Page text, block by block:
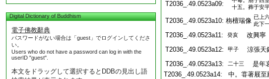
Digital Dictionary of Buddhism
電子佛教辭典
パスワードがない場合は「guest」でログインしてくださ
い。
Users who do not have a password can log in with the
userID "guest".
本文をドラッグして選択するとDDBの見出し語
T2036_.49.0523a09:
十五。葬于安
T2036_.49.0523a10: 栴檀瑞像 已上
此下
T2036_.49.0523a11: 癸亥
改興寧
T2036_.49.0523a12:
甲子 涼張天
T2036_.49.0523a13: 二十三
是年
T2036_.49.0523a14:
中。甞著屐至